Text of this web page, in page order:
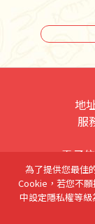
地
服
電子
活寶
為了提供您最佳
Cookie，若您不
中設定隱私權等